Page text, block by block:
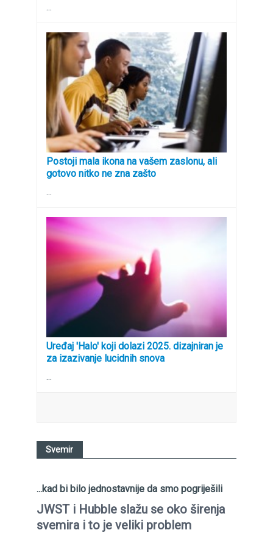
...
Postoji mala ikona na vašem zaslonu, ali
gotovo nitko ne zna zašto
...
Uređaj 'Halo' koji dolazi 2025. dizajniran je
za izazivanje lucidnih snova
...
Svemir
...kad bi bilo jednostavnije da smo pogriješili
JWST i Hubble slažu se oko širenja
svemira i to je veliki problem